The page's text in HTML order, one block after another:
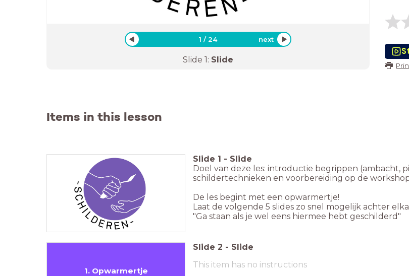
1 /24 next
Slide 1: Slide
Items in this lesson
Slide 1 - Slide
Doel van deze les: introductie begrippen (ambacht,
schildertechnieken en voorbereiding op de
De les begint met een opwarmertje!
Laat de volgende 5 slides zo snel mogelijk achter
"Ga staan als je wel eens hiermee hebt geschilderd"
1. Opwarmertje
Slide 2 - Slide
This item has no instructions